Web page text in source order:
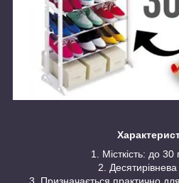
1. Місткість: до 30
2.
3. Призначається практично